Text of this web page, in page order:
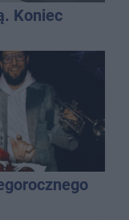
Koniec